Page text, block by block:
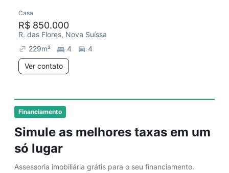
Financiamento
Simule as melhores taxas em um
só lugar
Assessoria imobiliária grátis para o seu financiamento.
Casa
R$ 850.000
R. das Flores, Nova Suíssa
229m² 4
4
Ver contato